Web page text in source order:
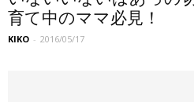
育て中のママ必見！
KIKO - 2016/05/17